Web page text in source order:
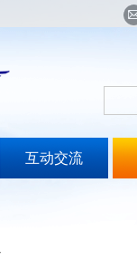
互动交流